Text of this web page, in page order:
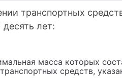
транспортных
лет:
масса которых
средств,